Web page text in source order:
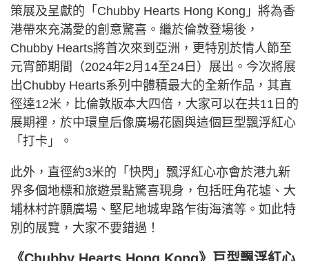
策展及呈獻的「Chubby Hearts Hong Kong」將為香
港帶來充滿愛的創意驚喜。繼於倫敦登場後，
Chubby Hearts將首次來到亞洲，更特別於情人節至
元宵節期間（2024年2月14至24日）展出。今次將展
出Chubby Hearts系列中體積最大的全新作品，其直
徑達12米，比倫敦版本大四倍，大家可以在共11日的
展期裡，於中環皇后像廣場花園與這個巨型飄浮紅心
「打卡」。
此外，直徑約3米的「快閃」飄浮紅心亦會於港九新
界多個地標和旅遊景點驚喜現身，包括旺角花墟、大
埔林村許願廣場、堅尼地城卑路乍街海濱等。如此特
別的展覽，大家不要錯過！